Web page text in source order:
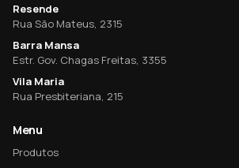
Resende
Rua São Mateus, 2315
Barra Mansa
Estr. Gov. Chagas Freitas, 3355
Vila Maria
Rua Presbiteriana, 215
Menu
Produtos